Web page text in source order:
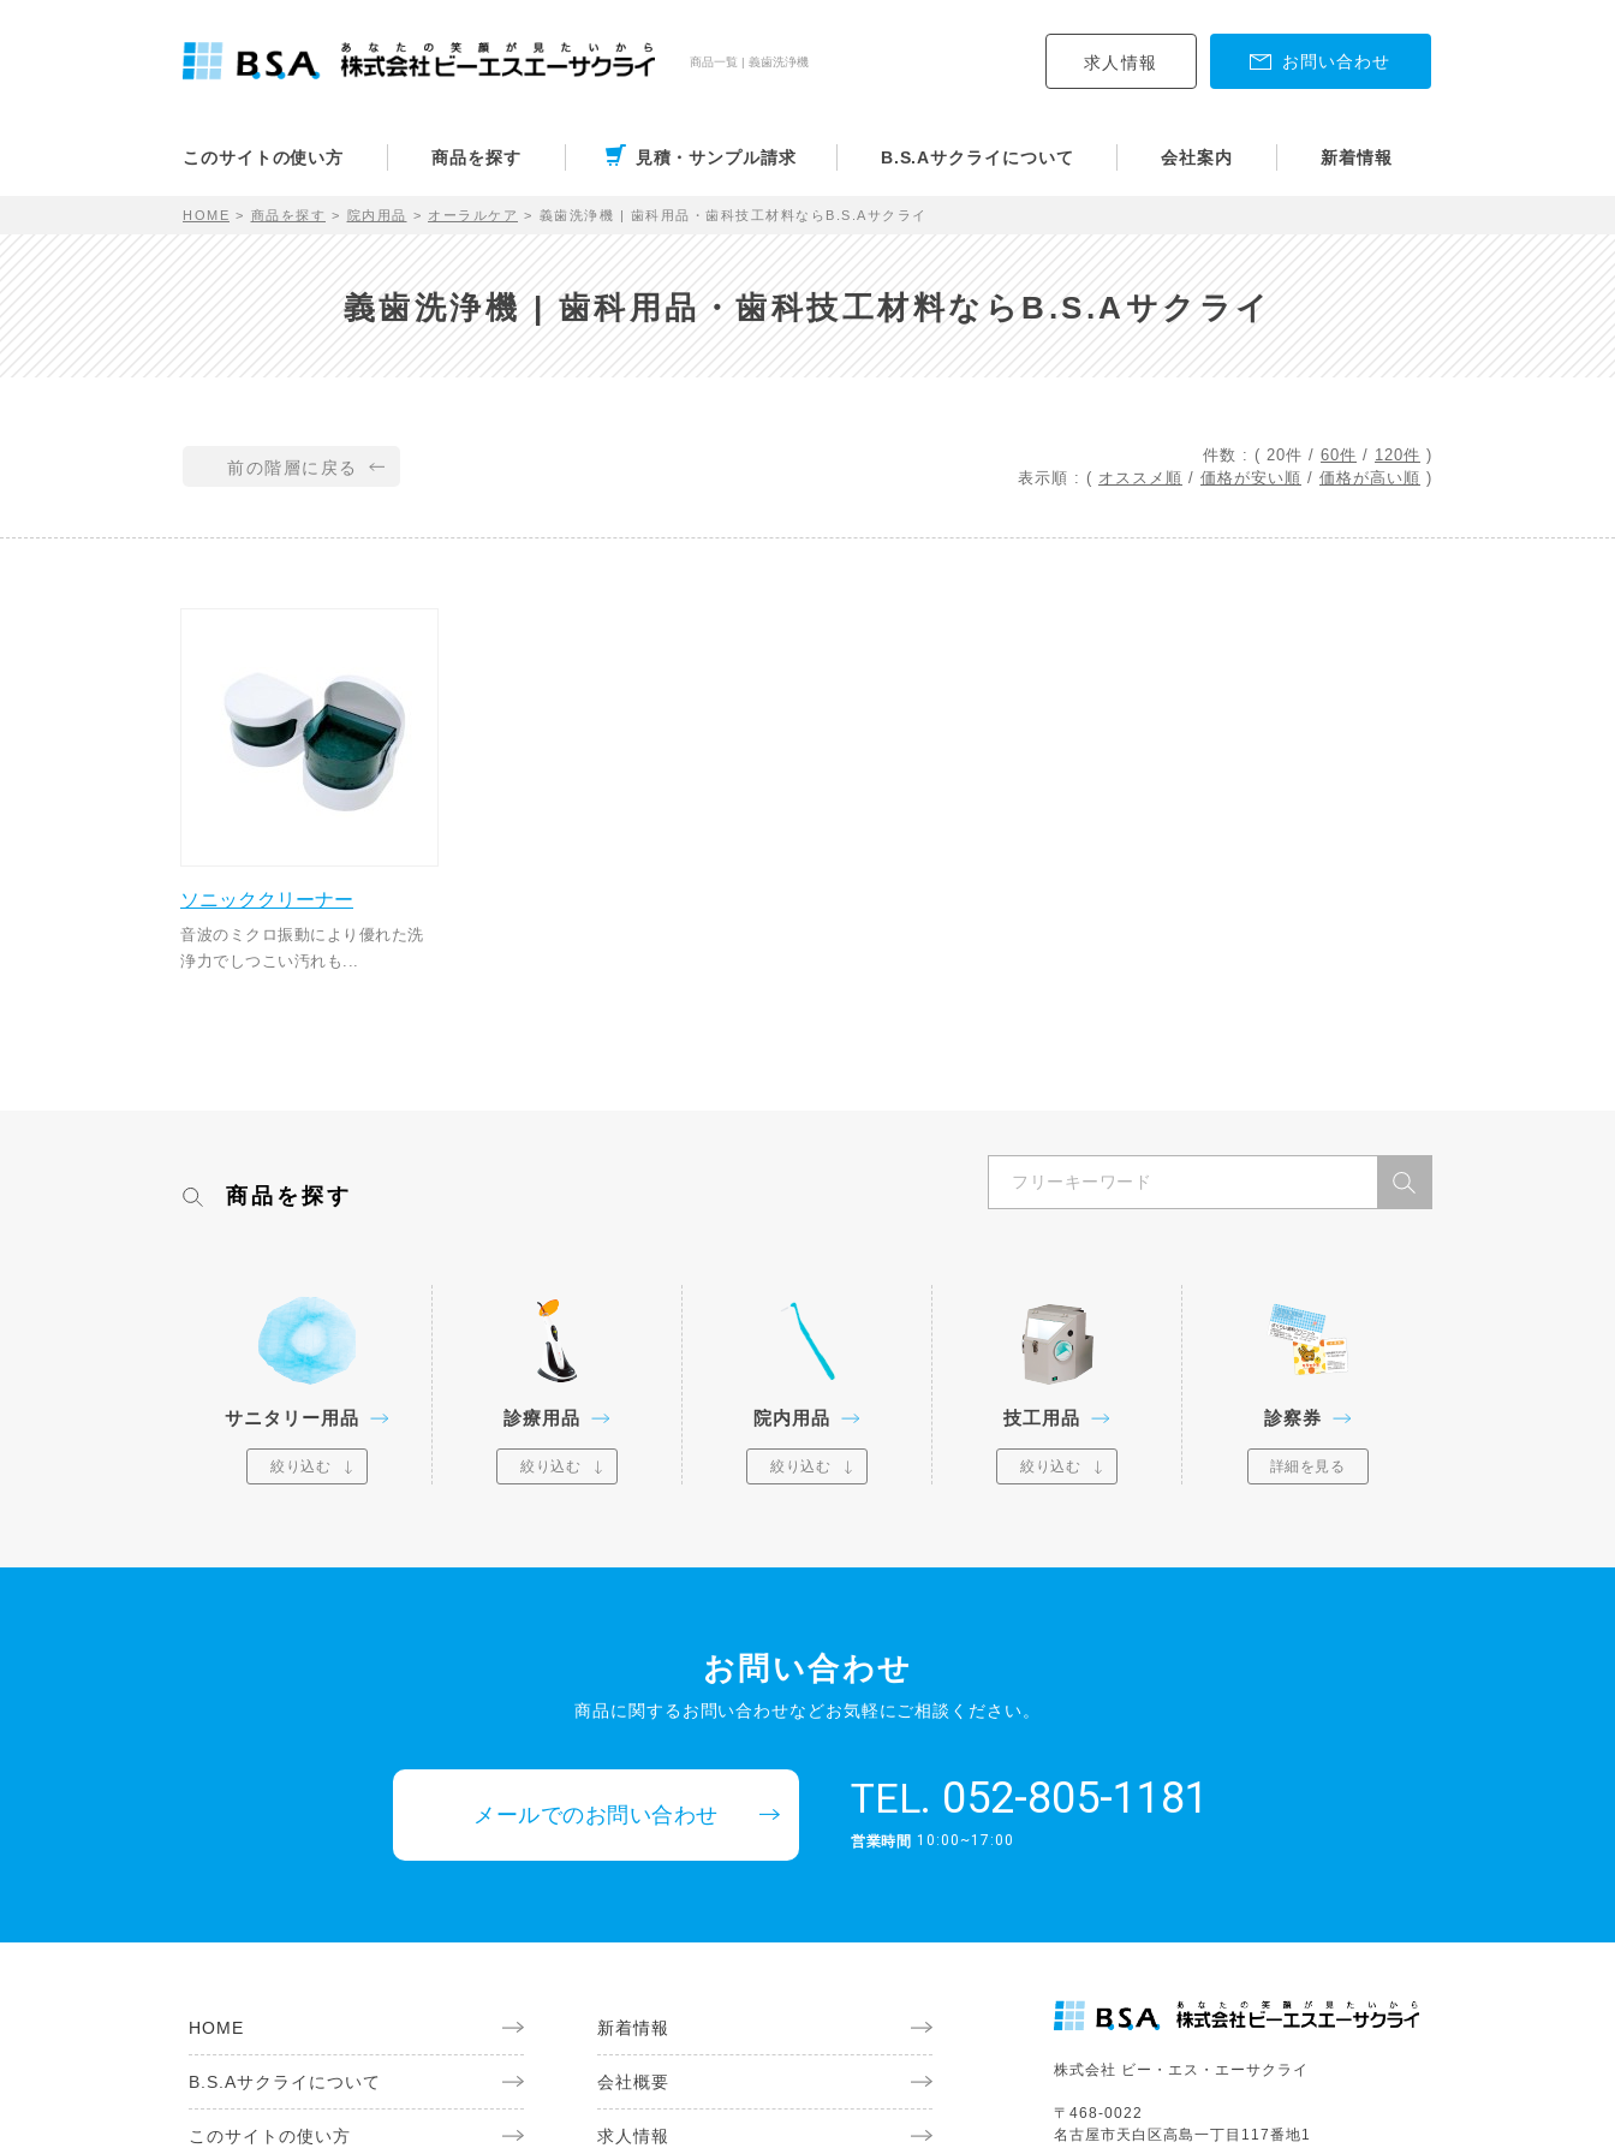
商品一覧 | 義歯洗浄機 お問い合わせ
求人情報
このサイトの使い方 商品を探す 見積・サンプル請求 B.S.Aサクライについて 会社案内 新着情報
HOME 商品を探す 院内用品 オーラルケア 義歯洗浄機 | 歯科用品・歯科技工材料ならB.S.Aサクライ
義歯洗浄機 | 歯科用品・歯科技工材料ならB.S.Aサクライ
前の階層に戻る
件数 : ( 20件 / 60件 / 120件 )
表示順 : ( オススメ順 / 価格が安い順 / 価格が高い順 )
ソニッククリーナー
音波のミクロ振動により優れた洗
浄力でしつこい汚れも...
商品を探す
サニタリー用品
絞り込む
診療用品
絞り込む
院内用品
絞り込む
技工用品
絞り込む
診察券
詳細を見る
お問い合わせ
商品に関するお問い合わせなどお気軽にご相談ください。
メールでのお問い合わせ TEL. 052-805-1181
営業時間 10:00~17:00
HOME
B.S.Aサクライについて
このサイトの使い方
新着情報
会社概要
求人情報
株式会社 ビー・エス・エーサクライ
〒468-0022
名古屋市天白区高島一丁目117番地1